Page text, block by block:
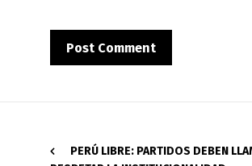
PERÚ LIBRE: PARTIDOS DEBEN